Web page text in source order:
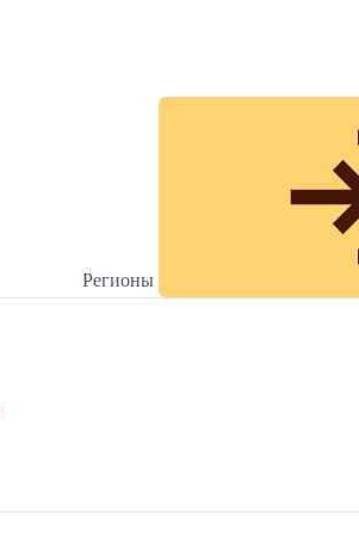
Регионы